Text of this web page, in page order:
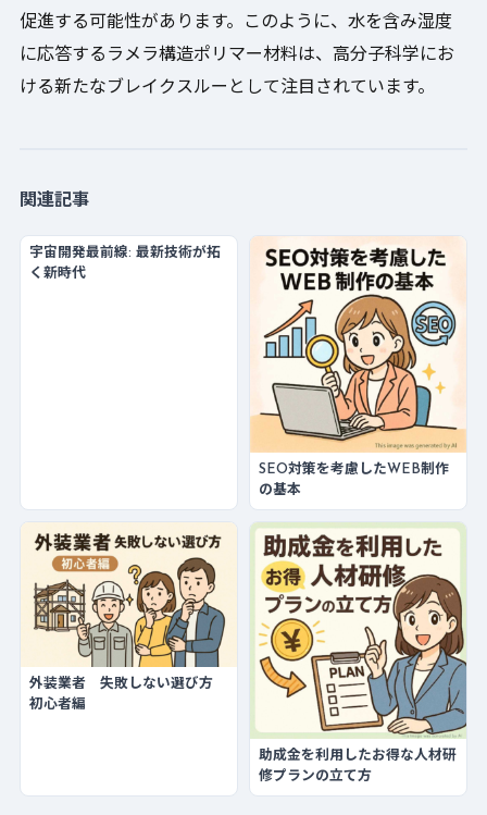
促進する可能性があります。このように、水を含み湿度
に応答するラメラ構造ポリマー材料は、高分子科学にお
ける新たなブレイクスルーとして注目されています。
関連記事
宇宙開発最前線: 最新技術が拓
く新時代
SEO対策を考慮したWEB制作
の基本
外装業者 失敗しない選び方
初心者編
助成金を利用したお得な人材研
修プランの立て方